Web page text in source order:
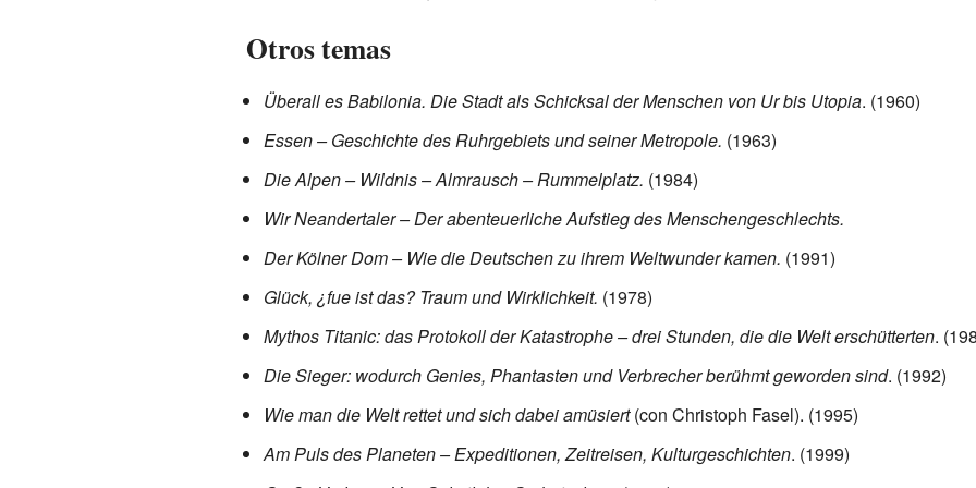
Otros temas
Überall es Babilonia. Die Stadt als Schicksal der Menschen von Ur bis Utopia. (1960)
Essen – Geschichte des Ruhrgebiets und seiner Metropole. (1963)
Die Alpen – Wildnis – Almrausch – Rummelplatz. (1984)
Wir Neandertaler – Der abenteuerliche Aufstieg des Menschengeschlechts.
Der Kölner Dom – Wie die Deutschen zu ihrem Weltwunder kamen. (1991)
Glück, ¿fue ist das? Traum und Wirklichkeit. (1978)
Mythos Titanic: das Protokoll der Katastrophe – drei Stunden, die die Welt erschütterten.
Die Sieger: wodurch Genies, Phantasten und Verbrecher berühmt geworden sind. (1992)
Wie man die Welt rettet und sich dabei amüsiert(con Christoph Fasel). (1995)
Am Puls des Planeten – Expeditionen, Zeitreisen, Kulturgeschichten. (1999)